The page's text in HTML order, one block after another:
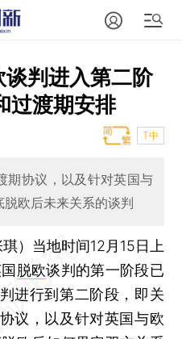
判进入第二阶
过渡期安排
T中
期协议，以及针对英国与
欧后未来关系的谈判
） 当地时间12月15日上
脱欧谈判的第一阶段已
进行到第二阶段，即关
议，以及针对英国与欧